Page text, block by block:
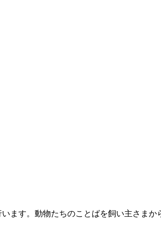
ます。動物たちのことばを飼い主さまか